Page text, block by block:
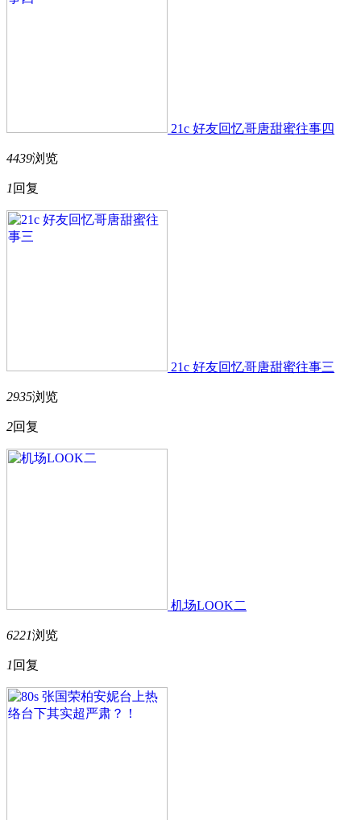
21c 好友回忆哥唐甜蜜往事四
4439浏览
1 回复
21c 好友回忆哥唐甜蜜往事三
2935浏览
2回复
机场LOOK二
6221浏览
1 回复